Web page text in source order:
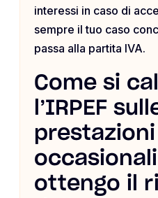
interessi in caso di
sempre il tuo caso
passa alla partita IVA.
Come si
l’IRPEF
prestazioni
ottengo il